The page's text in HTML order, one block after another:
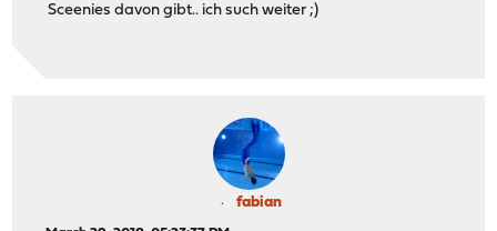
Sceenies davon gibt.. ich such weiter ;)
fabian